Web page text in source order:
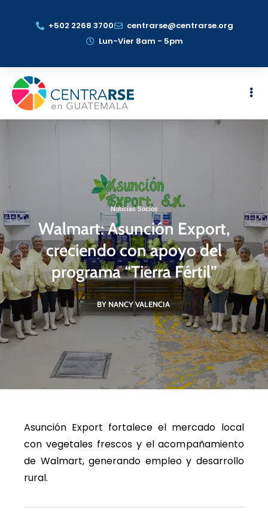
+502 2268 3700
centrarse@centrarse.org
Lun-Vier 8am - 5pm
Noticias Socios
Walmart: Asunción Export,
creciendo con apoyo del
programa “Tierra Fértil”
BY NANCY VALENCIA
Asunción Export fortalece el mercado local
con vegetales frescos y el acompañamiento
de Walmart, generando empleo y desarrollo
rural.